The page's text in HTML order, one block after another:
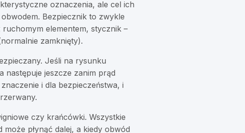
oznaczenia, ale cel ich
Bezpiecznik to zwykle
elementem, stycznik –
zamknięty).
Jeśli na rysunku
następuje jeszcze zanim prąd
i dla bezpieczeństwa, i
czy krańcówki. Wszystkie
płynąć dalej, a kiedy obwód